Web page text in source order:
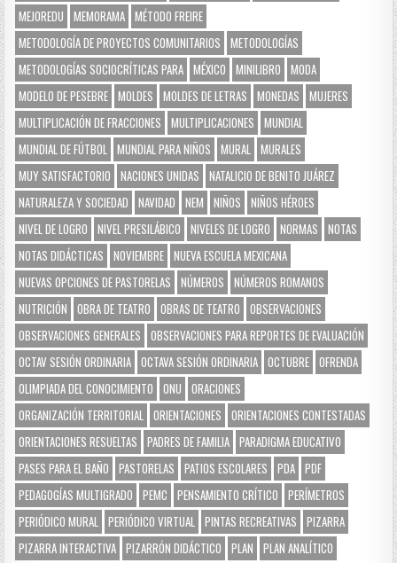
MEJOREDU
MEMORAMA MÉTODO FREIRE
METODOLOGÍA DE PROYECTOS COMUNITARIOS
METODOLOGÍAS
METODOLOGÍAS SOCIOCRÍTICAS PARA MÉXICO MINILIBRO
MODA
MODELO DE PESEBRE MOLDES MOLDES DE LETRAS MONEDAS
MUJERES
MULTIPLICACIÓN DE FRACCIONES
MULTIPLICACIONES
MUNDIAL
MUNDIAL DE FÚTBOL MUNDIAL PARA NIÑOS MURAL MURALES
MUY SATISFACTORIO
NACIONES UNIDAS
NATALICIO DE BENITO JUÁREZ
NATURALEZA Y SOCIEDAD
NAVIDAD NEM NIÑOS
NIÑOS HÉROES
NIVEL DE LOGRO
NIVEL PRESILÁBICO NIVELES DE LOGRO NORMAS
NOTAS
NOTAS DIDÁCTICAS
NOVIEMBRE NUEVA ESCUELA MEXICANA
NUEVAS OPCIONES DE PASTORELAS
NÚMEROS
NÚMEROS ROMANOS
NUTRICIÓN
OBRA DE TEATRO OBRAS DE TEATRO
OBSERVACIONES
OBSERVACIONES GENERALES
OBSERVACIONES PARA REPORTES DE EVALUACIÓN
OCTAV SESIÓN ORDINARIA OCTAVA SESIÓN ORDINARIA OCTUBRE OFRENDA
OLIMPIADA DEL CONOCIMIENTO
ONU
ORACIONES
ORGANIZACIÓN TERRITORIAL ORIENTACIONES
ORIENTACIONES CONTESTADAS
ORIENTACIONES RESUELTAS
PADRES DE FAMILIA PARADIGMA EDUCATIVO
PASES PARA EL BAÑO
PASTORELAS PATIOS ESCOLARES PDA PDF
PEDAGOGÍAS MULTIGRADO
PEMC PENSAMIENTO CRÍTICO
PERÍMETROS
PERIÓDICO MURAL PERIÓDICO VIRTUAL PINTAS RECREATIVAS
PIZARRA
PIZARRA INTERACTIVA PIZARRÓN DIDÁCTICO PLAN PLAN ANALÍTICO